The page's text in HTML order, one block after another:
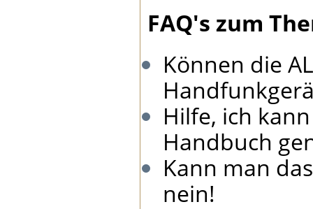
FAQ′s zum
Können die
Hilfe, ich
Handbuch
Kann man
nein!